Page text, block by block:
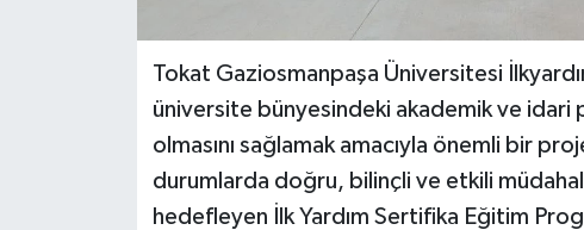
Tokat Gaziosmanpaşa Üniversitesi
üniversite bünyesindeki akademik ve idari
olmasını sağlamak amacıyla önemli bir
durumlarda doğru, bilinçli ve etkili
hedefleyen İlk Yardım Sertifika Eğitim